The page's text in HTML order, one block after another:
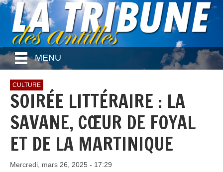
MENU
CULTURE
SOIRÉE LITTÉRAIRE : LA
SAVANE, CŒUR DE FOYAL
ET DE LA MARTINIQUE
Mercredi, mars 26, 2025 - 17:29